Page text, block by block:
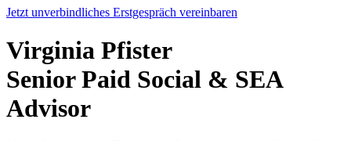
Jetzt unverbindliches Erstgespräch vereinbaren
Virginia Pfister
Senior Paid Social & SEA
Advisor